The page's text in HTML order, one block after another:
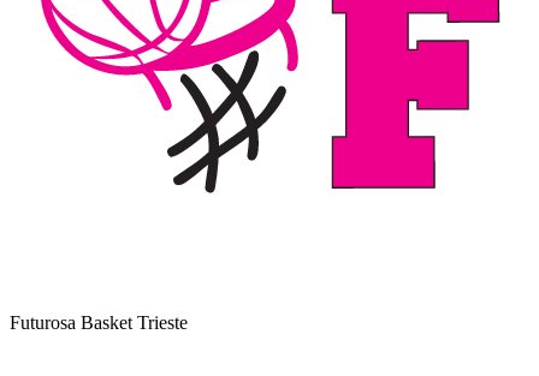
Futurosa Basket Trieste